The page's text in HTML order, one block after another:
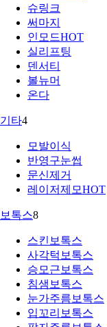
슈링크
써마지
인모드HOT
실리프팅
덴서티
볼뉴머
온다
기타4
모발이식
반영구눈썹
문신제거
레이저제모HOT
보톡스8
스킨보톡스
사각턱보톡스
승모근보톡스
침샘보톡스
눈가주름보톡스
입꼬리보톡스